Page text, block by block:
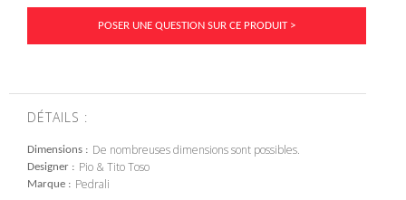
POSER UNE QUESTION SUR CE PRODUIT >
DÉTAILS :
Dimensions De nombreuses dimensions sont possibles.
Designer Pio & Tito Toso
Marque Pedrali